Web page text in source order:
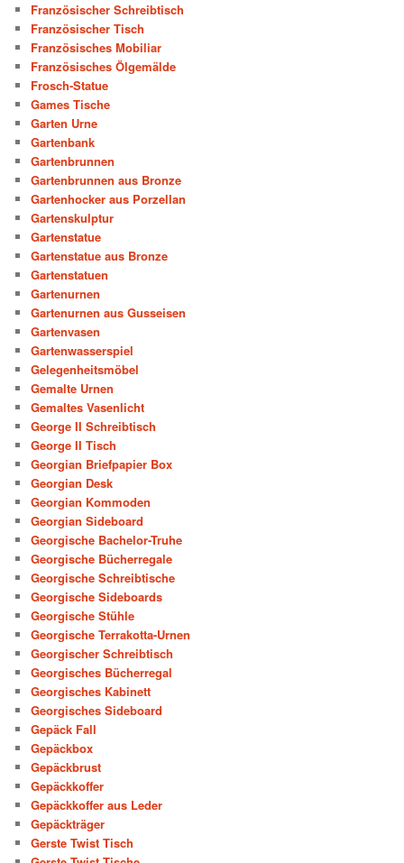
Französischer Schreibtisch
Französischer Tisch
Französisches Mobiliar
Französisches Ölgemälde
Frosch-Statue
Games Tische
Garten Urne
Gartenbank
Gartenbrunnen
Gartenbrunnen aus Bronze
Gartenhocker aus Porzellan
Gartenskulptur
Gartenstatue
Gartenstatue aus Bronze
Gartenstatuen
Gartenurnen
Gartenurnen aus Gusseisen
Gartenvasen
Gartenwasserspiel
Gelegenheitsmöbel
Gemalte Urnen
Gemaltes Vasenlicht
George II Schreibtisch
George II Tisch
Georgian Briefpapier Box
Georgian Desk
Georgian Kommoden
Georgian Sideboard
Georgische Bachelor-Truhe
Georgische Bücherregale
Georgische Schreibtische
Georgische Sideboards
Georgische Stühle
Georgische Terrakotta-Urnen
Georgischer Schreibtisch
Georgisches Bücherregal
Georgisches Kabinett
Georgisches Sideboard
Gepäck Fall
Gepäckbox
Gepäckbrust
Gepäckkoffer
Gepäckkoffer aus Leder
Gepäckträger
Gerste Twist Tisch